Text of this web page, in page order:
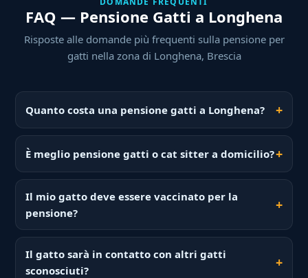
FAQ — Pensione Gatti a Longhena
Risposte alle domande più frequenti sulla pensione per
gatti nella zona di Longhena, Brescia
Quanto costa una pensione gatti a Longhena?
È meglio pensione gatti o cat sitter a domicilio?
Il mio gatto deve essere vaccinato per la
pensione?
Il gatto sarà in contatto con altri gatti
sconosciuti?